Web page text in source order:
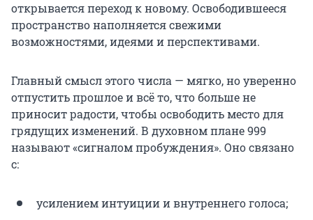
открывается переход к новому. Освободившееся
пространство наполняется свежими
возможностями, идеями и перспективами.
Главный смысл этого числа — мягко, но уверенно
отпустить прошлое и всё то, что больше не
приносит радости, чтобы освободить место для
грядущих изменений. В духовном плане 999
называют «сигналом пробуждения». Оно связано
с:
усилением интуиции и внутреннего голоса;